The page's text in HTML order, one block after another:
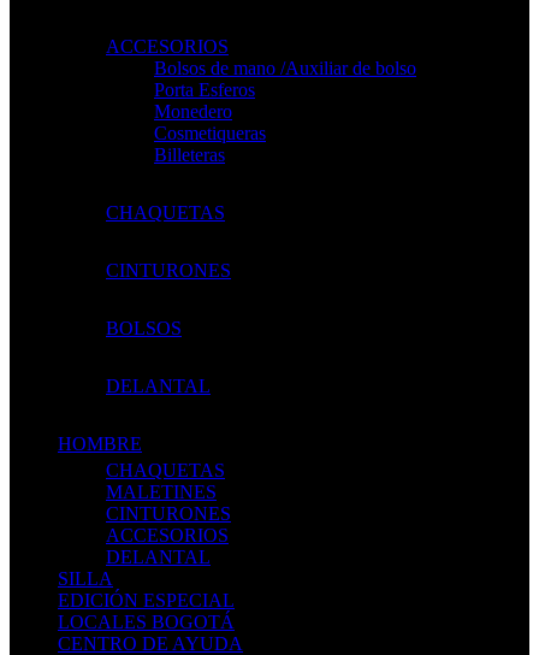
ACCESORIOS
Bolsos de mano /Auxiliar de bolso
Porta Esferos
Monedero
Cosmetiqueras
Billeteras
CHAQUETAS
CINTURONES
BOLSOS
DELANTAL
HOMBRE
CHAQUETAS
MALETINES
CINTURONES
ACCESORIOS
DELANTAL
SILLA
EDICIÓN ESPECIAL
LOCALES BOGOTÁ
CENTRO DE AYUDA